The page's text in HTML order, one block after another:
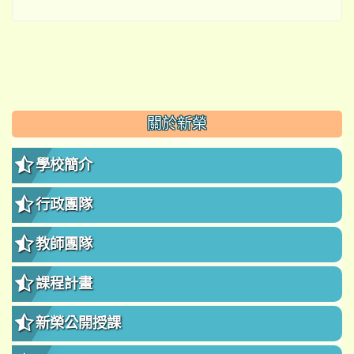
::: 關於新榮
學校簡介
行政團隊
教師團隊
課程計畫
新榮公開授課